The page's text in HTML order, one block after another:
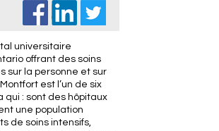
universitaire
offrant des soins
sur la personne et sur
est l’un de six
qui : sont des hôpitaux
une population
de soins intensifs,